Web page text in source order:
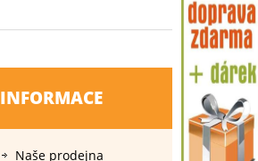
INFORMACE
Naše prodejna